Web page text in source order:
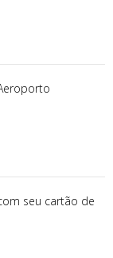
seu cartão de